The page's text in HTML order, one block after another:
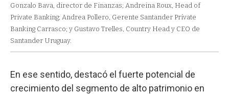
Gonzalo Bava, director de Finanzas; Andreina Roux, Head of
Private Banking; Andrea Pollero, Gerente Santander Prívate
Banking Carrasco; y Gustavo Trelles, Country Head y CEO de
Santander Uruguay.
En ese sentido, destacó el fuerte potencial de
crecimiento del segmento de alto patrimonio en